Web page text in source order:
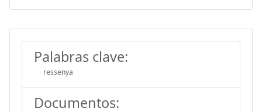
Palabras clave:
ressenya
Documentos: